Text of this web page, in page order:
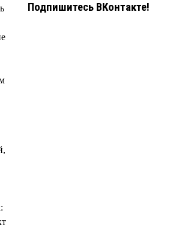
Подпишитесь ВКонтакте!